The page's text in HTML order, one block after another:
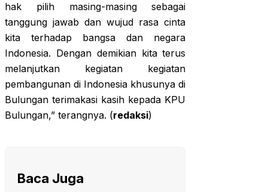
hak pilih masing-masing sebagai
tanggung jawab dan wujud rasa cinta
kita terhadap bangsa dan negara
Indonesia. Dengan demikian kita terus
melanjutkan kegiatan kegiatan
pembangunan di Indonesia khusunya di
Bulungan terimakasi kasih kepada KPU
Bulungan,” terangnya. (redaksi)
Baca Juga